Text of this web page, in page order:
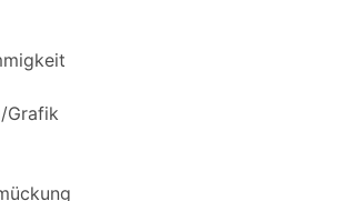
Grafik